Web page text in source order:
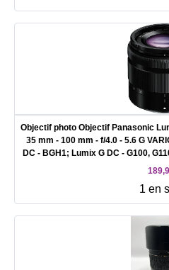
Objectif photo Objectif Panasonic
35 mm - 100 mm - f/4.0 - 5.6 G
DC - BGH1; Lumix G DC - G100,
1 en